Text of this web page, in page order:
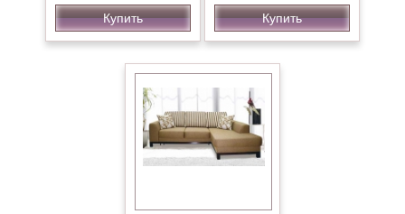
Купить Купить